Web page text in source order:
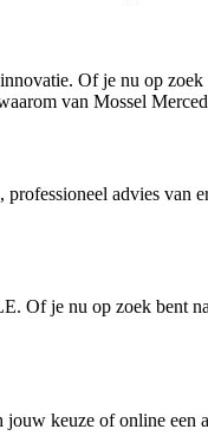
Of je nu op
van Mossel
advies van
je nu op zoek bent
keuze of online